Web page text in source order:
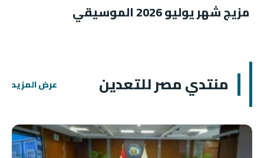
مزيج شهر يوليو 2026 الموسيقي
منتدي مصر للتعدين عرض المزيد